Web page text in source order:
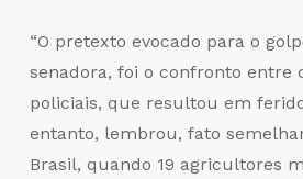
“O pretexto evocado para o
senadora, foi o confronto entre
policiais, que resultou em
entanto, lembrou, fato
Brasil, quando 19 agricultores